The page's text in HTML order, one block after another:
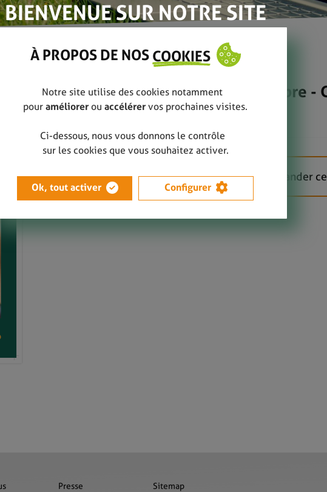
Affiche Commerce Plus Propre -
Veuillezvous connecterpour commander
Presse Sitemap
BIENVENUE SUR NOTRE SITE
À PROPOS DE NOS COOKIES
Notre site utilise des cookies notamment
pour améliorer ou accélérer vos prochaines visites.
Ci-dessous, nous vous donnons le contrôle
sur les cookies que vous souhaitez activer.
Ok, tout activer Configurer